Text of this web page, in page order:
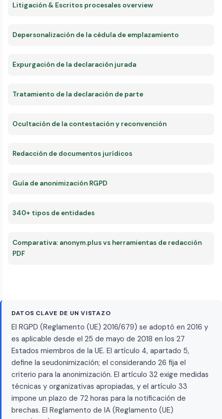
Litigación & Escritos procesales overview
Depersonalización de la cédula de emplazamiento
Expurgación de la declaración jurada
Tratamiento de la declaración de parte
Ocultación de la contestación y reconvención
Redacción de documentos jurídicos
Guía de anonimización RGPD
340+ tipos de entidades
Comparativa: anonym.plus vs herramientas de redacción
PDF
DATOS CLAVE DE UN VISTAZO
El RGPD (Reglamento (UE) 2016/679) se adoptó en 2016 y
es aplicable desde el 25 de mayo de 2018 en los 27
Estados miembros de la UE. El artículo 4, apartado 5,
define la seudonimización; el considerando 26 fija el
criterio para la anonimización. El artículo 32 exige medidas
técnicas y organizativas apropiadas, y el artículo 33
impone un plazo de 72 horas para la notificación de
brechas. El Reglamento de IA (Reglamento (UE)